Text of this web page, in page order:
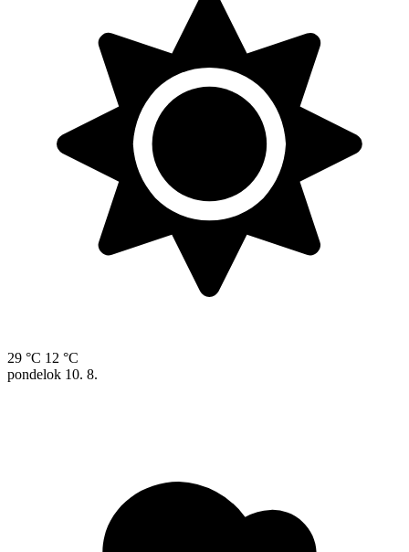
29 °C 12 °C
pondelok 10. 8.